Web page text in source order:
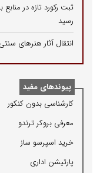
ثبت رکورد تازه در
رسید
انتقال آثار هنرهای
پیوندهای مفید
كارشناسی بدون كنكور
معرفی بروكر ترندو
خرید اسپرسو ساز
پارتیشن اداری